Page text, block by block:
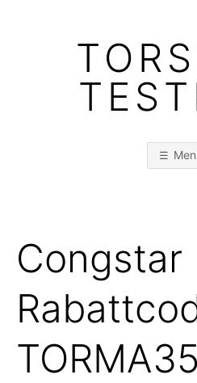
Congstar